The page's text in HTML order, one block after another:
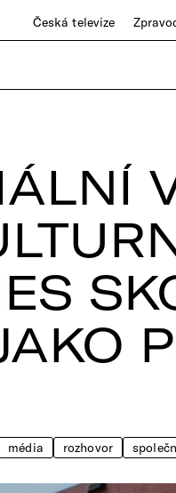
Česká televize
média rozhovor